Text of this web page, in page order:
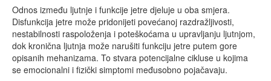
Odnos između ljutnje i funkcije jetre djeluje u oba smjera.
Disfunkcija jetre može pridonijeti povećanoj razdražljivosti,
nestabilnosti raspoloženja i poteškoćama u upravljanju ljutnjom,
dok kronična ljutnja može narušiti funkciju jetre putem gore
opisanih mehanizama. To stvara potencijalne cikluse u kojima
se emocionalni i fizički simptomi međusobno pojačavaju.